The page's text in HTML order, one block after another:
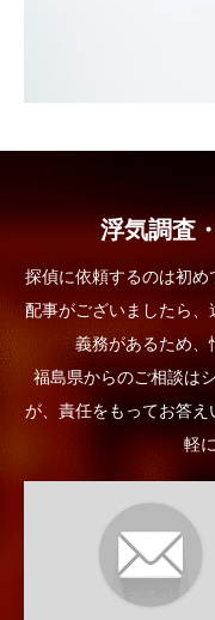
浮気調査
探偵に依頼するのは初
配事がございましたら
義務があるため、
福島県からのご相談は
が、責任をもってお答
軽